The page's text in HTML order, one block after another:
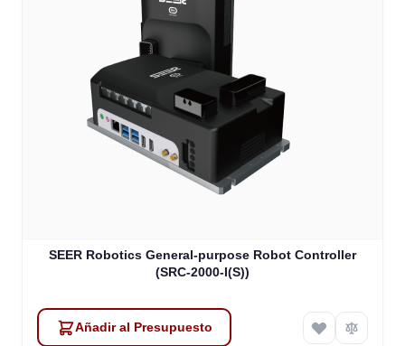
SEER Robotics General-purpose Robot Controller
(SRC-2000-I(S))
Añadir al Presupuesto